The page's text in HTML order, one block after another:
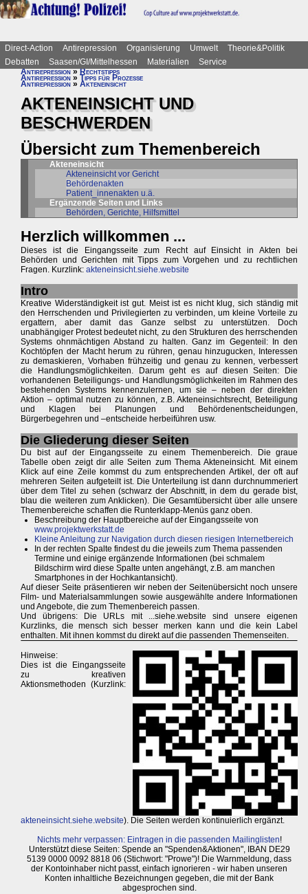
Direct-Action Antirepression Organisierung Umwelt
Theorie&Politik
Debatten
Saasen/GI/Mittelhessen Materialien
Service
Antirepression»Rechtstipps
Antirepression » Tipps für Prozesse
Antirepression » Akteneinsicht
AKTENEINSICHT UND
BESCHWERDEN
Übersicht zum Themenbereich
Akteneinsicht
Akteneinsicht vor Gericht
Behördenakten
Patient_innenakten u.ä.
Ergänzende Seiten und Links
Behörden, Gerichte, Hilfsmittel
Herzlich willkommen ...
Dieses ist die Eingangsseite zum Recht auf Einsicht in Akten bei
Behörden und Gerichten mit Tipps zum Vorgehen und zu rechtlichen
Fragen. Kurzlink: akteneinsicht.siehe.website
Intro
Kreative Widerständigkeit ist gut. Meist ist es nicht klug, sich ständig mit
den Herrschenden und Privilegierten zu verbinden, um kleine Vorteile zu
ergattern, aber damit das Ganze selbst zu unterstützen. Doch
unabhängiger Protest bedeutet nicht, zu den Strukturen des herrschenden
Systems ohnmächtigen Abstand zu halten. Ganz im Gegenteil: In den
Kochtöpfen der Macht herum zu rühren, genau hinzugucken, Interessen
zu demaskieren, Vorhaben frühzeitig und genau zu kennen, verbessert
die Handlungsmöglichkeiten. Darum geht es auf diesen Seiten: Die
vorhandenen Beteiligungs- und Handlungsmöglichkeiten im Rahmen des
bestehenden Systems kennenzulernen, um sie – neben der direkten
Aktion – optimal nutzen zu können, z.B. Akteneinsichtsrecht, Beteiligung
und Klagen bei Planungen und Behördenentscheidungen,
Bürgerbegehren und –entscheide herbeiführen usw.
Die Gliederung dieser Seiten
Du bist auf der Eingangsseite zu einem Themenbereich. Die graue
Tabelle oben zeigt dir alle Seiten zum Thema Akteneinsicht. Mit einem
Klick auf eine Zeile kommst du zum entsprechenden Artikel, der oft auf
mehreren Seiten aufgeteilt ist. Die Unterteilung ist dann durchnummeriert
über dem Titel zu sehen (schwarz der Abschnitt, in dem du gerade bist,
blau die weiteren zum Anklicken). Die Gesamtübersicht über alle unsere
Themenbereiche schaffen die Runterklapp-Menüs ganz oben.
Beschreibung der Hauptbereiche auf der Eingangsseite von
www.projektwerkstatt.de
Kleine Anleitung zur Navigation durch diesen riesigen Internetbereich
In der rechten Spalte findest du die jeweils zum Thema passenden
Termine und einige ergänzende Informationen (bei schmalem
Bildschirm wird diese Spalte unten angehängt, z.B. am manchen
Smartphones in der Hochkantansicht).
Auf dieser Seite präsentieren wir neben der Seitenübersicht noch unsere
Film- und Materialsammlungen sowie ausgewählte andere Informationen
und Angebote, die zum Themenbereich passen.
Und übrigens: Die URLs mit ...siehe.website sind unsere eigenen
Kurzlinks, die mensch sich besser merken kann und die kein Label
enthalten. Mit ihnen kommst du direkt auf die passenden Themenseiten.
Hinweise:
Dies ist die Eingangsseite
zu kreativen
Aktionsmethoden (Kurzlink:
akteneinsicht.siehe.website). Die Seiten werden kontinuierlich ergänzt.
Nichts mehr verpassen: Eintragen in die passenden Mailinglisten!
Unterstützt diese Seiten: Spende an "Spenden&Aktionen", IBAN DE29
5139 0000 0092 8818 06 (Stichwort: "Prowe")! Die Warnmeldung, dass
der Kontoinhaber nicht passt, einfach ignorieren - wir haben unseren
Konten inhaltliche Bezeichnungen gegeben, die mit der Bank
abgesprochen sind.